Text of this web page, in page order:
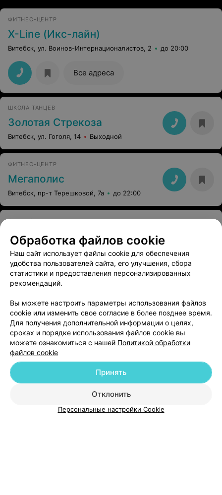
ФИТНЕС-ЦЕНТР
X-Line (Икс-лайн)
Витебск, ул. Воинов-Интернационалистов, 2 до 20:00
Все адреса
ШКОЛА ТАНЦЕВ
Золотая Стрекоза
Витебск, ул. Гоголя, 14 Выходной
ФИТНЕС-ЦЕНТР
Мегаполис
Витебск, пр-т Терешковой, 7а до 22:00
ФИТНЕС-ЦЕНТР
Микс
Витебск, ул. Чкалова, 50
ВИТЕБСКАЯ ДЕТСКО-ЮНОШЕСКАЯ СПОРТИВНАЯ ШКОЛА №8
Витебск, ул. Чехова, 12 до 22:30
Добавить компанию
Добавить специалиста
Обработка файлов cookie
Наш сайт использует файлы cookie для обеспечения
удобства пользователей сайта, его улучшения, сбора
статистики и предоставления персонализированных
рекомендаций.
Вы можете настроить параметры использования файлов
cookie или изменить свое согласие в более позднее время.
Для получения дополнительной информации о целях,
сроках и порядке использования файлов cookie вы
можете ознакомиться с нашей Политикой обработки
файлов cookie
Отклонить
Принять
Персональные настройки Cookie